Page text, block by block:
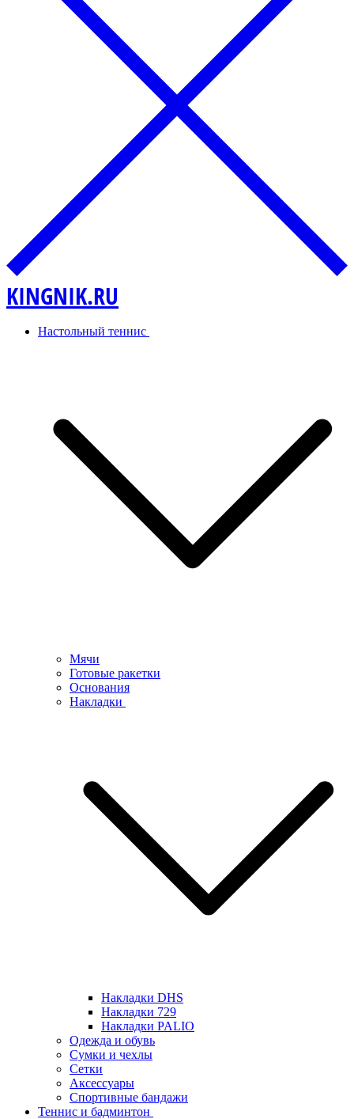
KINGNIK.RU
Настольный теннис
Мячи
Готовые ракетки
Основания
Накладки
Накладки DHS
Накладки 729
Накладки PALIO
Одежда и обувь
Сумки и чехлы
Сетки
Аксессуары
Спортивные бандажи
Теннис и бадминтон